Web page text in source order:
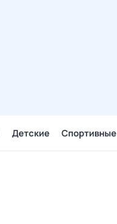
Детские Спортивные